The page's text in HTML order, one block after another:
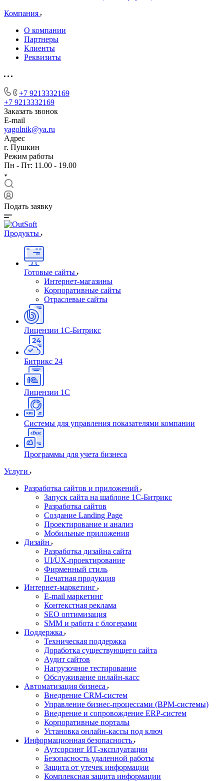
Компания
О компании
Партнеры
Клиенты
Реквизиты
+7 9213332169
+7 9213332169
Заказать звонок
E-mail
yagolnik@ya.ru
Адрес
г. Пушкин
Режим работы
Пн - Пт: 11.00 - 19.00
Подать заявку
Продукты
Готовые сайты
Интернет-магазины
Корпоративные сайты
Отраслевые сайты
Лицензии 1С-Битрикс
Битрикс 24
Лицензии 1С
Системы для управления показателями компании
Программы для учета бизнеса
Услуги
Разработка сайтов и приложений
Запуск сайта на шаблоне 1С-Битрикс
Разработка сайтов
Создание Landing Page
Проектирование и анализ
Мобильные приложения
Дизайн
Разработка дизайна сайта
UI/UX-проектирование
Фирменный стиль
Печатная продукция
Интернет-маркетинг
E-mail маркетинг
Контекстная реклама
SEO оптимизация
SMM и работа с блогерами
Поддержка
Техническая поддержка
Доработка существующего сайта
Аудит сайтов
Нагрузочное тестирование
Обслуживание онлайн-касс
Автоматизация бизнеса
Внедрение CRM-систем
Управление бизнес-процессами (BPM-системы)
Внедрение и сопровождение ERP-систем
Корпоративные порталы
Установка онлайн-кассы под ключ
Информационная безопасность
Аутсорсинг ИТ-эксплуатации
Безопасность удаленной работы
Защита от утечек информации
Комплексная защита информации